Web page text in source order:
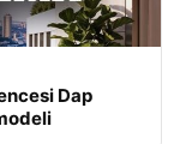
Dap